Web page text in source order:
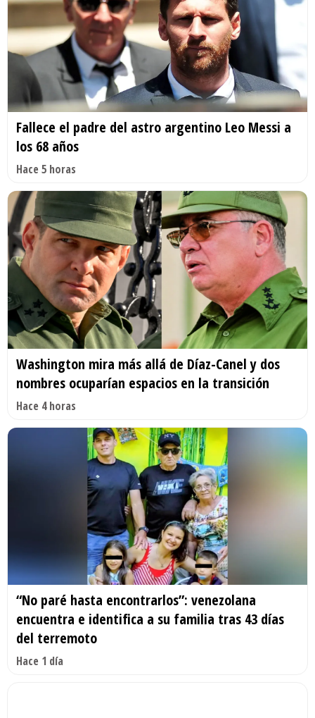
Fallece el padre del astro argentino Leo Messi a
los 68 años
Hace 5 horas
Washington mira más allá de Díaz-Canel y dos
nombres ocuparían espacios en la transición
Hace 4 horas
“No paré hasta encontrarlos”: venezolana
encuentra e identifica a su familia tras 43 días
del terremoto
Hace 1 día